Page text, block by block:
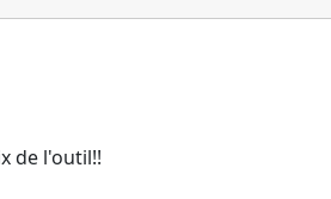
de l'outil!!